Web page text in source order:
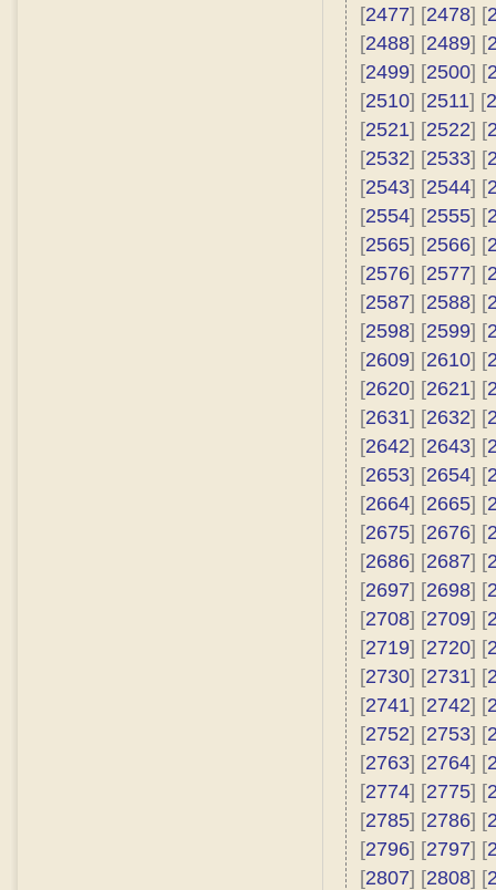
[2477] [2478] [
[2488] [2489] [
[2499] [2500] [
[2510] [2511] [
[2521] [2522] [
[2532] [2533] [
[2543] [2544] [
[2554] [2555] [
[2565] [2566] [
[2576] [2577] [
[2587] [2588] [
[2598] [2599] [
[2609] [2610] [
[2620] [2621] [
[2631] [2632] [
[2642] [2643] [
[2653] [2654] [
[2664] [2665] [
[2675] [2676] [
[2686] [2687] [
[2697] [2698] [
[2708] [2709] [
[2719] [2720] [
[2730] [2731] [
[2741] [2742] [
[2752] [2753] [
[2763] [2764] [
[2774] [2775] [
[2785] [2786] [
[2796] [2797] [
[2807] [2808] [